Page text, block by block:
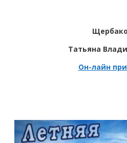
Татьяна
Он-лайн